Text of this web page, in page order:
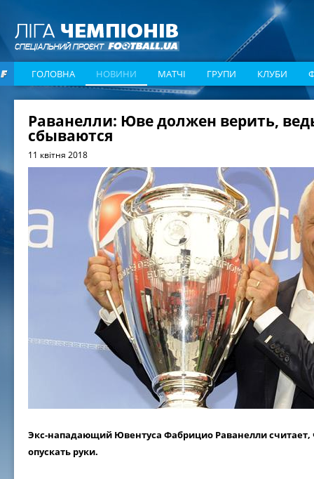
ГОЛОВНА НОВИНИ МАТЧІ ГРУПИ КЛУБИ
Раванелли: Юве должен верить,
сбываются
11 квітня 2018
Экс-нападающий Ювентуса Фабрицио Раванелли
опускать руки.